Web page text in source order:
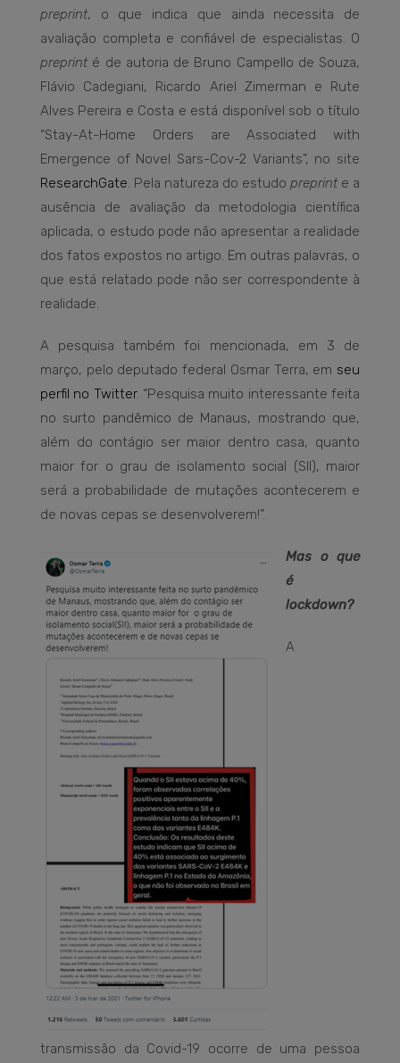
preprint, o que indica que ainda necessita de
avaliação completa e confiável de especialistas. O
preprinté de autoria de Bruno Campello de Souza,
Flávio Cadegiani, Ricardo Ariel Zimerman e Rute
Alves Pereira e Costa e está disponível sob o título
“Stay-At-Home Orders are Associated with
Emergence of Novel Sars-Cov-2 Variants”, no site
ResearchGate. Pela natureza do estudo preprinte a
ausência de avaliação da metodologia científica
aplicada, o estudo pode não apresentar a realidade
dos fatos expostos no artigo. Em outras palavras, o
que está relatado pode não ser correspondente à
realidade.
A pesquisa também foi mencionada, em 3 de
março, pelo deputado federal Osmar Terra, em seu
perfil no Twitter. “Pesquisa muito interessante feita
no surto pandêmico de Manaus, mostrando que,
além do contágio ser maior dentro casa, quanto
maior for o grau de isolamento social (SII), maior
será a probabilidade de mutações acontecerem e
de novas cepas se desenvolverem!”.
Mas o que
é
lockdown?
A
transmissão da Covid-19 ocorre de uma pessoa